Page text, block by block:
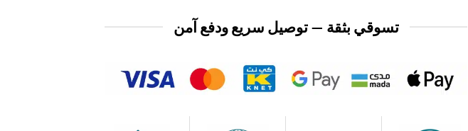
تسوقي بثقة — توصيل سريع ودفع آمن